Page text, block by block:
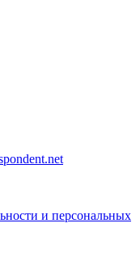
и персональных